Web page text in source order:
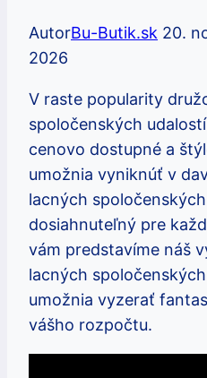
AutorBu-Butik.sk 20.
2026
V raste popularity
spoločenských
cenovo dostupné a
umožnia vyniknúť v
lacných
dosiahnuteľný pre
vám predstavíme náš
lacných
umožnia vyzerať
vášho rozpočtu.